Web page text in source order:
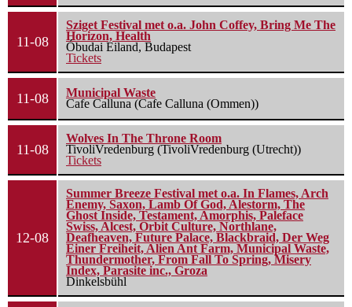
11-08
Sziget Festival met o.a. John Coffey, Bring Me The
Horizon, Health
Óbudai Eiland, Budapest
Tickets
11-08
Municipal Waste
Cafe Calluna (Cafe Calluna (Ommen))
11-08
Wolves In The Throne Room
TivoliVredenburg (TivoliVredenburg (Utrecht))
Tickets
12-08
Summer Breeze Festival met o.a. In Flames, Arch
Enemy, Saxon, Lamb Of God, Alestorm, The
Ghost Inside, Testament, Amorphis, Paleface
Swiss, Alcest, Orbit Culture, Northlane,
Deafheaven, Future Palace, Blackbraid, Der Weg
Einer Freiheit, Alien Ant Farm, Municipal Waste,
Thundermother, From Fall To Spring, Misery
Index, Parasite inc., Groza
Dinkelsbühl